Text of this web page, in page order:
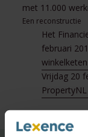
met 11.000
Een reconstructie
Het
februari
Vrijdag 20
PropertyNL